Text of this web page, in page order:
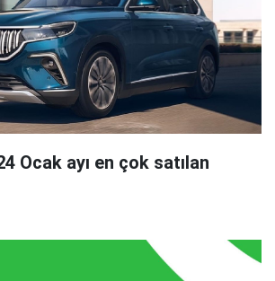
Ocak ayı en çok satılan